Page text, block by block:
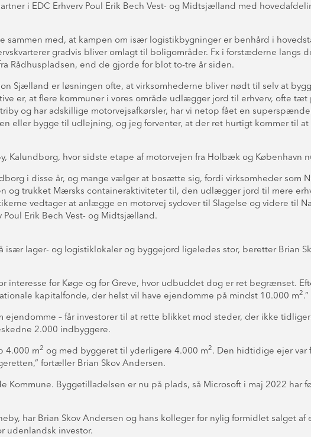
i EDC Erhverv Poul Erik Bech Vest- og Midtsjælland med
sammen med, at kampen om især logistikbygninger er benhård i
gradvis bliver omlagt til boligområder. Fx i forstæderne langs
Rådhuspladsen, end de gjorde for blot to-tre år siden.
Sjælland er løsningen ofte, at virksomhederne bliver nødt til selv at
er, at flere kommuner i vores område udlægger jord til erhverv, ofte tæt
og har adskillige motorvejsafkørsler, har vi netop fået en
eller bygge til udlejning, og jeg forventer, at der ret hurtigt kommer til
Kalundborg, hvor sidste etape af motorvejen fra Holbæk og København
i disse år, og mange vælger at bosætte sig, fordi virksomheder som
og trukket Mærsks containeraktiviteter til, den udlægger jord til mere
vedtager at anlægge en motorvej sydover til Slagelse og videre til
Poul Erik Bech Vest- og Midtsjælland.
lager- og logistiklokaler og byggejord ligeledes stor, beretter Brian
interesse for Køge og for Greve, hvor udbuddet dog er ret begrænset.
kapitalfonde, der helst vil have ejendomme på mindst 10.000 m2.”
ejendomme – får investorer til at rette blikket mod steder, der ikke
2.000 indbyggere.
4.000 m2 og med byggeret til yderligere 4.000 m2. Den hidtidige ejer var
fortæller Brian Skov Andersen.
Kommune. Byggetilladelsen er nu på plads, så Microsoft i maj 2022 har
har Brian Skov Andersen og hans kolleger for nylig formidlet salget
udenlandsk investor.